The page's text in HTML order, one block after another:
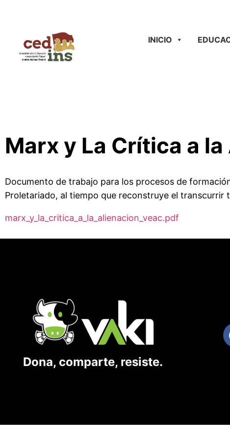
INICIO
Marx y La Crítica a
Documento de trabajo para los procesos de
Proletariado, al tiempo que reconstruye el transcurrir
marx_y_la_critica_a_la_alienacion_veac.pdf
Dona, comparte, resiste.